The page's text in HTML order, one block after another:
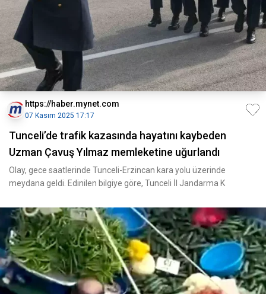
https://haber.mynet.com
07 Kasım 2025 17:17
Tunceli’de trafik kazasında hayatını kaybeden
Uzman Çavuş Yılmaz memleketine uğurlandı
Olay, gece saatlerinde Tunceli-Erzincan kara yolu üzerinde
meydana geldi. Edinilen bilgiye göre, Tunceli İl Jandarma K